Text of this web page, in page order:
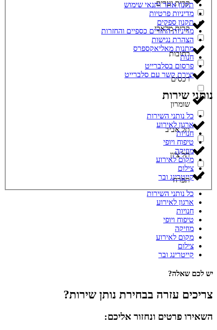
קרית יערים
קרית מלאכי
רחובות
רכסים
שומרון
תל אביב
תל ציון
תפרח
תקנון אתר ותנאי שימוש
מדיניות פרטיות
תקנון ספקים
מדיניות החזרים כספיים והחזרות
הצהרת נגישות
מתנות מאליאקספרס
חנות
פרסום בסלברייט
יצירת קשר עם סלברייט
נותני שירות
כל נותני השירות
ארגון לאירוע
חנויות
טיפוח ויופי
מוזיקה
מקום לאירוע
צילום
קייטרינג ובר
כל נותני השירות
ארגון לאירוע
חנויות
טיפוח ויופי
מוזיקה
מקום לאירוע
צילום
קייטרינג ובר
יש לכם שאלה?
צריכים עזרה בבחירת נותן שירות?
השאירו פרטים ונחזור אליכם: